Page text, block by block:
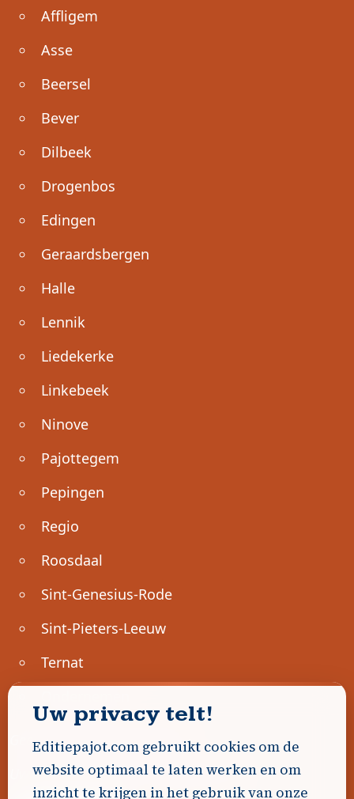
Affligem
Asse
Beersel
Bever
Dilbeek
Drogenbos
Edingen
Geraardsbergen
Halle
Lennik
Liedekerke
Linkebeek
Ninove
Pajottegem
Pepingen
Regio
Roosdaal
Sint-Genesius-Rode
Sint-Pieters-Leeuw
Ternat
Geen advertenties gevonden.
Uw advertentie hier? Contacteer ons!
Uw privacy telt!
Editiepajot.com gebruikt cookies om de
website optimaal te laten werken en om
inzicht te krijgen in het gebruik van onze